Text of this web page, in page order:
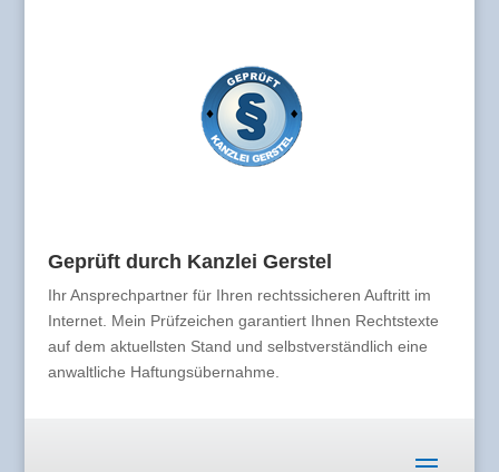
Geprüft durch Kanzlei Gerstel
Ihr Ansprechpartner für Ihren rechtssicheren Auftritt im
Internet. Mein Prüfzeichen garantiert Ihnen Rechtstexte
auf dem aktuellsten Stand und selbstverständlich eine
anwaltliche Haftungsübernahme.